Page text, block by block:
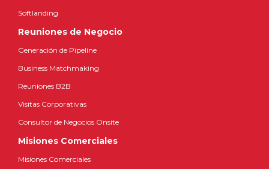
Softlanding
Reuniones de Negocio
Generación de Pipeline
Business Matchmaking
Reuniones B2B
Visitas Corporativas
Consultor de Negocios Onsite
Misiones Comerciales
Misiones Comerciales